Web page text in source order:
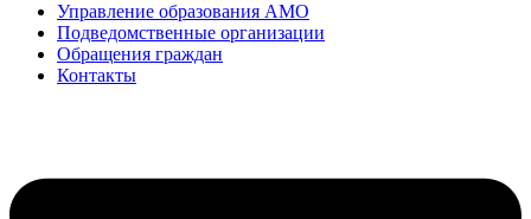
Управление образования АМО
Подведомственные организации
Обращения граждан
Контакты